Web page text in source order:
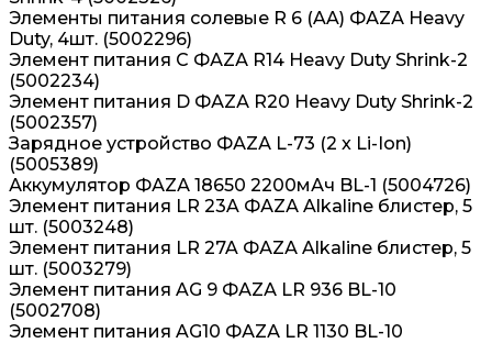
Элементы питания солевые R 6 (AA) ФАZА Heavy
Duty, 4шт. (5002296)
Элемент питания C ФАZА R14 Heavy Duty Shrink-2
(5002234)
Элемент питания D ФАZА R20 Heavy Duty Shrink-2
(5002357)
Зарядное устройство ФАZА L-73 (2 x Li-Ion)
(5005389)
Аккумулятор ФАZА 18650 2200мАч BL-1 (5004726)
Элемент питания LR 23A ФАZА Alkaline блистер, 5
шт. (5003248)
Элемент питания LR 27A ФАZА Alkaline блистер, 5
шт. (5003279)
Элемент питания AG 9 ФАZА LR 936 BL-10
(5002708)
Элемент питания AG10 ФАZА LR 1130 BL-10